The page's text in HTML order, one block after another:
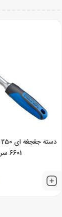
6601 سری الترا